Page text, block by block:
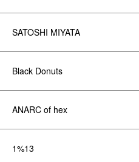
SATOSHI MIYATA
Black Donuts
ANARC of hex
1%13